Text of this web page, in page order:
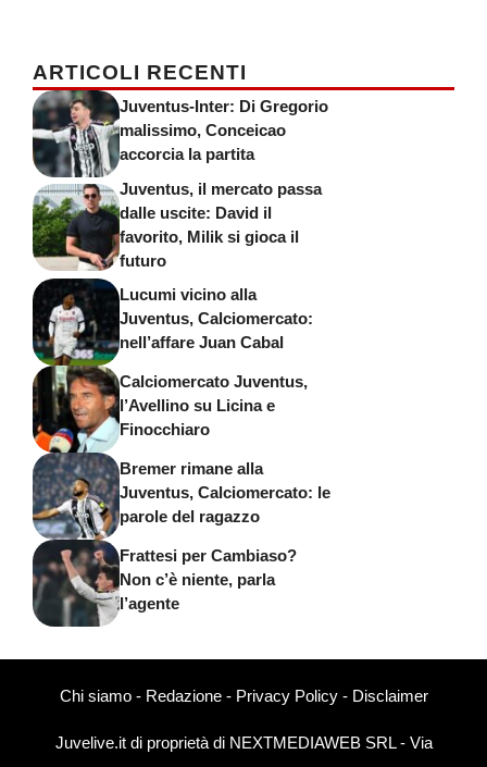
ARTICOLI RECENTI
Juventus-Inter: Di Gregorio
malissimo, Conceicao
accorcia la partita
Juventus, il mercato passa
dalle uscite: David il
favorito, Milik si gioca il
futuro
Lucumi vicino alla
Juventus, Calciomercato:
nell’affare Juan Cabal
Calciomercato Juventus,
l’Avellino su Licina e
Finocchiaro
Bremer rimane alla
Juventus, Calciomercato: le
parole del ragazzo
Frattesi per Cambiaso?
Non c’è niente, parla
l’agente
Chi siamo- Redazione- Privacy Policy- Disclaimer
Juvelive.it di proprietà di NEXTMEDIAWEB SRL - Via